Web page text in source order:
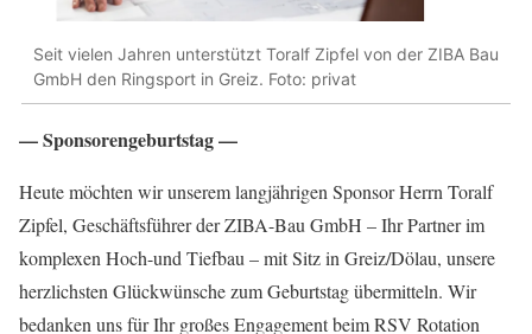
Seit vielen Jahren unterstützt Toralf Zipfel von der ZIBA Bau
GmbH den Ringsport in Greiz. Foto: privat
— Sponsorengeburtstag —
Heute möchten wir unserem langjährigen Sponsor Herrn Toralf
Zipfel, Geschäftsführer der ZIBA-Bau GmbH – Ihr Partner im
komplexen Hoch-und Tiefbau – mit Sitz in Greiz/Dölau, unsere
herzlichsten Glückwünsche zum Geburtstag übermitteln. Wir
bedanken uns für Ihr großes Engagement beim RSV Rotation